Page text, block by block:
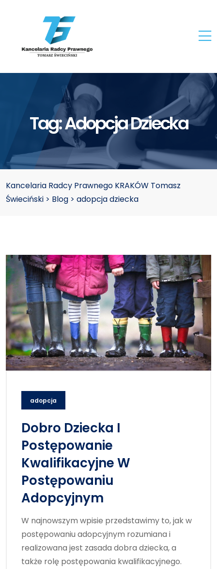
Tag:Adopcja Dziecka
Kancelaria Radcy Prawnego KRAKÓW Tomasz
Świeciński > Blog > adopcja dziecka
adopcja
Dobro Dziecka I
Postępowanie
Kwalifikacyjne W
Postępowaniu
Adopcyjnym
W najnowszym wpisie przedstawimy to, jak w
postępowaniu adopcyjnym rozumiana i
realizowana jest zasada dobra dziecka, a
także rolę postępowania kwalifikacyjnego.